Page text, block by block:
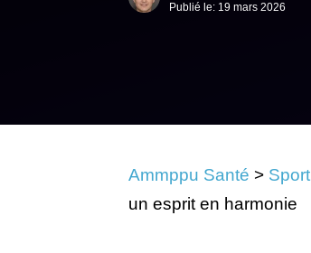
Publié le: 19 mars 2026
Ammppu Santé > Sport
un esprit en harmonie